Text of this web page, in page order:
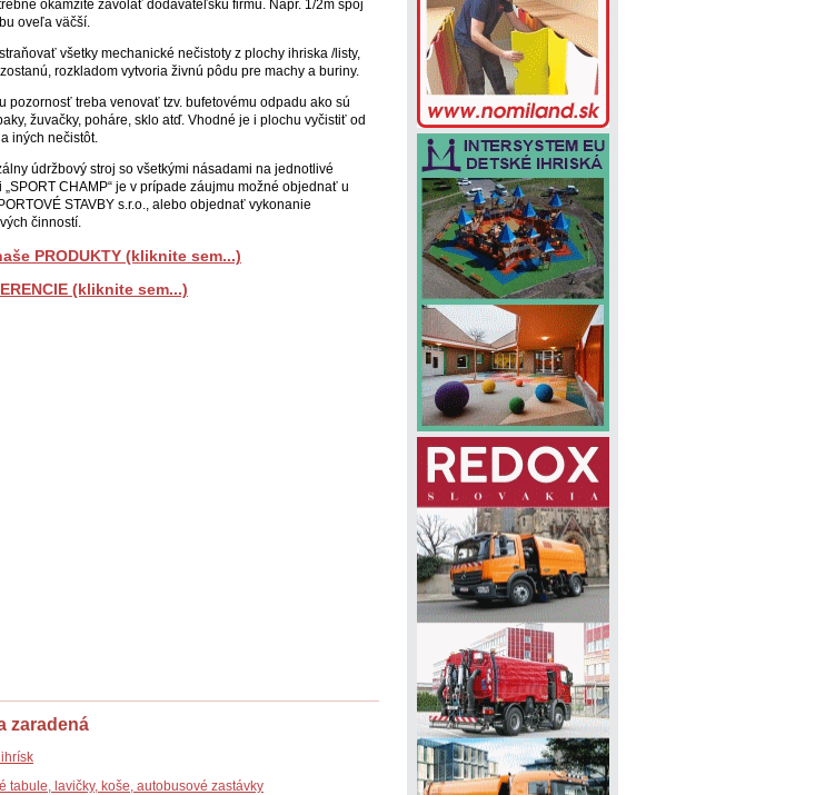
okamžite zavolať dodávateľskú firmu. Napr. 1/2m spoj
oveľa väčší.
všetky mechanické nečistoty z plochy ihriska /listy,
rozkladom vytvoria živnú pôdu pre machy a buriny.
pozornosť treba venovať tzv. bufetovému odpadu ako sú
žuvačky, poháre, sklo atď. Vhodné je i plochu vyčistiť od
iných nečistôt.
údržbový stroj so všetkými násadami na jednotlivé
„SPORT CHAMP“ je v prípade záujmu možné objednať u
STAVBY s.r.o., alebo objednať vykonanie
činností.
PRODUKTY (kliknite sem...)
(kliknite sem...)
zaradená
tabule, lavičky, koše, autobusové zastávky